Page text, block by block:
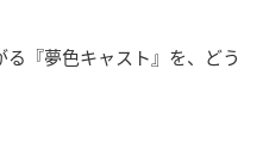
『夢色キャスト』を、どう